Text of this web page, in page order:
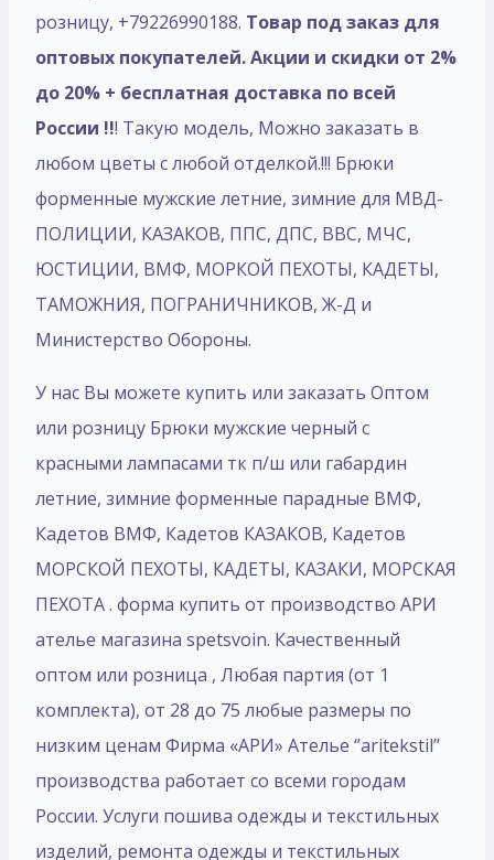
розницу, +79226990188. Товар под заказ для
оптовых покупателей. Акции и скидки от 2%
до 20% + бесплатная доставка по всей
России !!! Такую модель, Mожно заказать в
любом цветы с любой отделкой.!!! Брюки
форменные мужские летние, зимние для МВД-
ПОЛИЦИИ, КАЗАКОВ, ППС, ДПС, ВВС, МЧС,
ЮСТИЦИИ, ВМФ, МОРКОЙ ПЕХОТЫ, КАДЕТЫ,
ТАМОЖНИЯ, ПОГРАНИЧНИКОВ, Ж-Д и
Министерство Обороны.
У нас Вы можете купить или заказать Оптом
или розницу Брюки мужские черный с
красными лампасами тк п/ш или габардин
летние, зимние форменные парадные ВМФ,
Кадетов ВМФ, Кадетов КАЗАКОВ, Кадетов
МОРСКОЙ ПЕХОТЫ, КАДЕТЫ, КАЗАКИ, МОРСКАЯ
ПЕХОТА . форма купить от производство АРИ
ателье магазина spetsvoin. Качественный
оптом или розница , Любая партия (от 1
комплекта), от 28 до 75 любые размеры по
низким ценам Фирма «АРИ» Ателье ‘’aritekstil’’
производства работает со всеми городам
России. Услуги пошива одежды и текстильных
изделий, ремонта одежды и текстильных